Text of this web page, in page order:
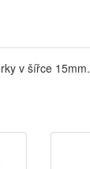
v šířce 15mm.